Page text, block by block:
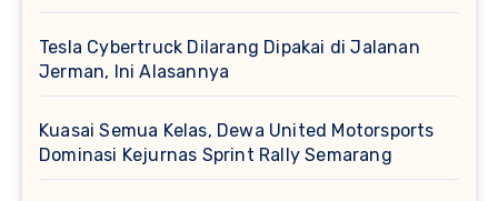
Tesla Cybertruck Dilarang Dipakai di Jalanan
Jerman, Ini Alasannya
Kuasai Semua Kelas, Dewa United Motorsports
Dominasi Kejurnas Sprint Rally Semarang